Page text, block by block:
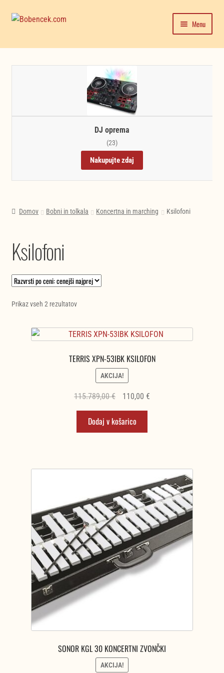
Skip
Skip
Menu
Domača stran
DJ oprema
(23)
Nakupujte zdaj
Domov Bobni in tolkala Koncertna in marching Ksilofoni
Ksilofoni
Prikaz vseh 2 rezultatovRazvrščeno
od
do
najvišje
TERRIS XPN-53IBK KSILOFON
AKCIJA!
115.789,00€
Izvirna
je
bila:
110,00 €Trenutna
Dodaj v košarico
SONOR KGL 30 KONCERTNI ZVONČKI
AKCIJA!